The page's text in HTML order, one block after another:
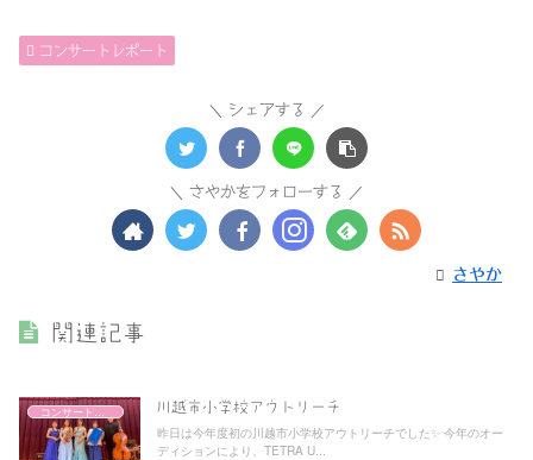
コンサートレポート
シェアする
さやかをフォローする
さやか
関連記事
コンサートレポート 川越市小学校アウトリーチ
昨日は今年度初の川越市小学校アウトリーチでした✨ 今年のオー
ディションにより、TETRA U...